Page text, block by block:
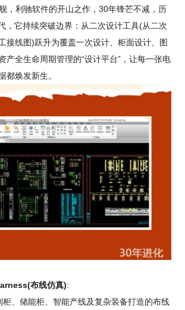
，利驰软件的开山之作，30年锋芒不减，历
，它持续突破边界：从二次设计工具(从二次
接线图)跃升为覆盖一次设计、柜面设计、图
产全生命周期管理的“设计平台”，让每一张电
都焕发新生。
布线仿真):
柜、储能柜、智能产线及复杂装备打造的布线